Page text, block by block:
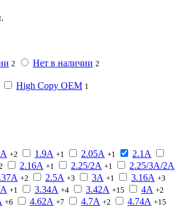
2 Нет в наличии 2
High Copy OEM 1
+2 1.9А +1 2.05А +1
2.1А
2.16А +1 2.25/2А +1 2.25/3А/2А
+2 2.5А +3 3А +1 3.16А +3
+1 3.34А +4 3.42А +15 4А +2
+6 4.62А +7 4.7А +2 4.74А +15